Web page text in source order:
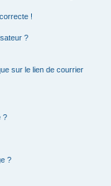
!
?
sur le lien de courrier
?
?